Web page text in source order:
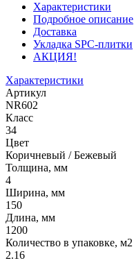
Характеристики
Подробное описание
Доставка
Укладка SPC-плитки
АКЦИЯ!
Характеристики
Артикул
NR602
Класс
34
Цвет
Коричневый / Бежевый
Толщина, мм
4
Ширина, мм
150
Длина, мм
1200
Количество в упаковке, м2
2.16